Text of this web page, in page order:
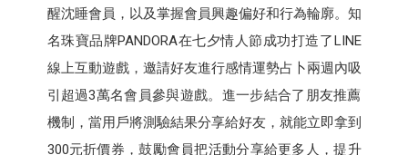
醒沈睡會員，以及掌握會員興趣偏好和行為輪廓。知
名珠寶品牌PANDORA在七夕情人節成功打造了LINE
線上互動遊戲，邀請好友進行感情運勢占卜兩週內吸
引超過3萬名會員參與遊戲。進一步結合了朋友推薦
機制，當用戶將測驗結果分享給好友，就能立即拿到
300元折價券，鼓勵會員把活動分享給更多人，提升